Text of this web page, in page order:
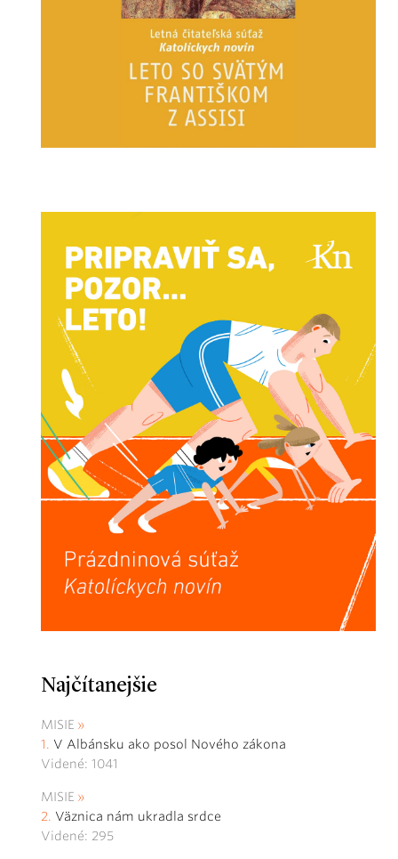
Najčítanejšie
MISIE
V Albánsku ako posol Nového zákona
Videné: 1041
MISIE
Väznica nám ukradla srdce
Videné: 295